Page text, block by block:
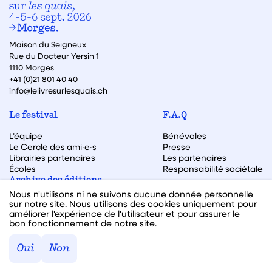
Maison du Seigneux
Rue du Docteur Yersin 1
1110 Morges
+41 (0)21 801 40 40
info@lelivresurlesquais.ch
Le festival
L’équipe
Le Cercle des ami·e·s
Librairies partenaires
Écoles
F.A.Q
Bénévoles
Presse
Les partenaires
Responsabilité sociétale
Archive des éditions
Archive des autrices et auteurs
Facebook
Instagram
Linkedin
Youtube
Nous n'utilisons ni ne suivons aucune donnée personnelle
sur notre site. Nous utilisons des cookies uniquement pour
améliorer l'expérience de l'utilisateur et pour assurer le
bon fonctionnement de notre site.
Oui Non